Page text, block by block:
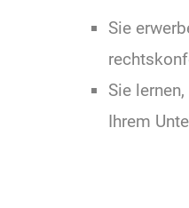
Sie
Sie
Ihrem